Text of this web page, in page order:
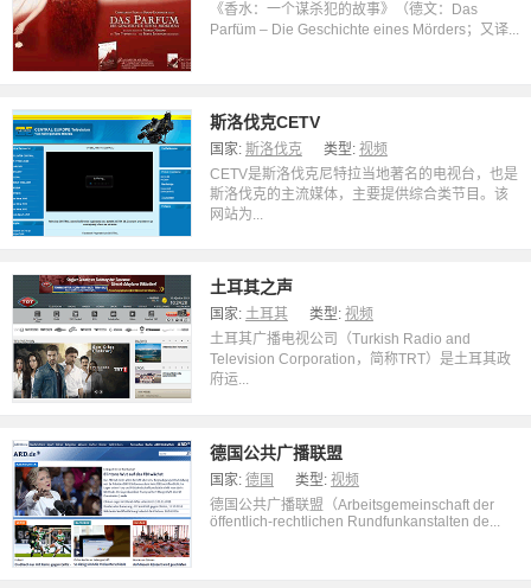
《香水：一个谋杀犯的故事》（德文：Das
Parfüm – Die Geschichte eines Mörders；又译...
斯洛伐克CETV
国家: 斯洛伐克 类型: 视频
CETV是斯洛伐克尼特拉当地著名的电视台，也是
斯洛伐克的主流媒体，主要提供综合类节目。该
网站为...
土耳其之声
国家: 土耳其 类型: 视频
土耳其广播电视公司（Turkish Radio and
Television Corporation，简称TRT）是土耳其政
府运...
德国公共广播联盟
国家: 德国 类型: 视频
德国公共广播联盟（Arbeitsgemeinschaft der
öffentlich-rechtlichen Rundfunkanstalten de...